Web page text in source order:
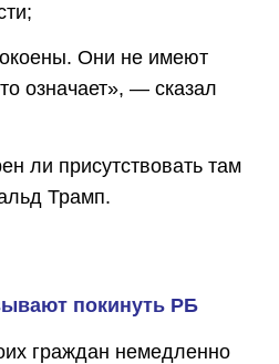
Они не имеют
означает», — сказал
ли присутствовать там
Трамп.
покинуть РБ
граждан немедленно